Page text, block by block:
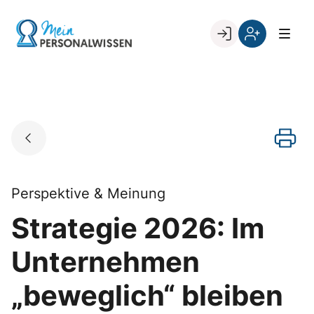
content
Go to landing page.
Perspektive & Meinung
Strategie 2026: Im
Unternehmen
„beweglich“ bleiben